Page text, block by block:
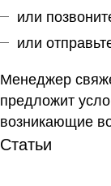
или
или
Менеджер
предложит
возникающие
Статьи